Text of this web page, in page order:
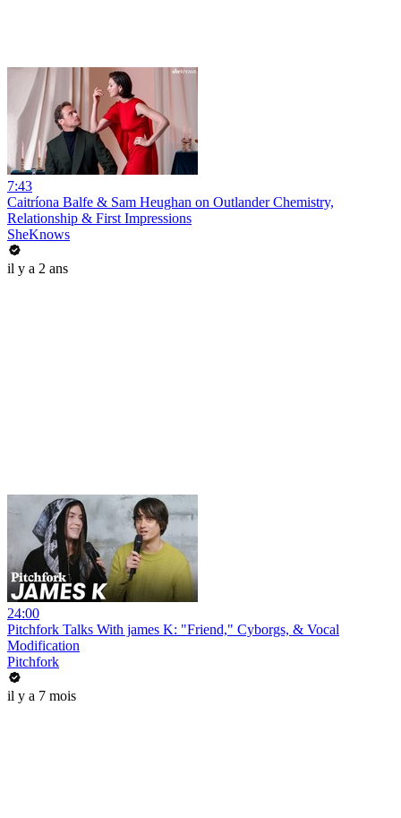
7:43
Caitríona Balfe & Sam Heughan on Outlander Chemistry,
Relationship & First Impressions
SheKnows
il y a 2 ans
24:00
Pitchfork Talks With james K: "Friend," Cyborgs, & Vocal
Modification
Pitchfork
il y a 7 mois